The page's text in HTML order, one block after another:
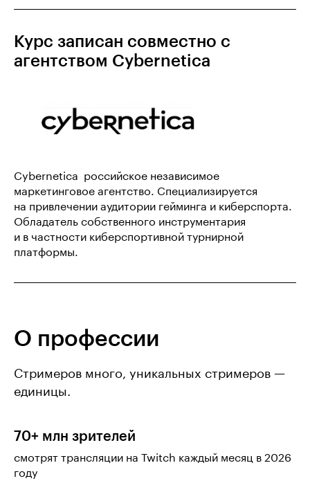
Курс записан совместно с
агентством Cybernetica
Cybernetica  российское независимое
маркетинговое агентство. Специализируется
на привлечении аудитории гейминга и киберспорта.
Обладатель собственного инструментария
и в частности киберспортивной турнирной
платформы.
О профессии
Стримеров много, уникальных стримеров —
единицы.
70+ млн зрителей
смотрят трансляции на Twitch каждый месяц в 2026
году